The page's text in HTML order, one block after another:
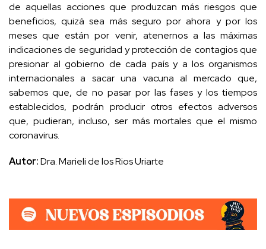
de aquellas acciones que produzcan más riesgos que
beneficios, quizá sea más seguro por ahora y por los
meses que están por venir, atenernos a las máximas
indicaciones de seguridad y protección de contagios que
presionar al gobierno de cada país y a los organismos
internacionales a sacar una vacuna al mercado que,
sabemos que, de no pasar por las fases y los tiempos
establecidos, podrán producir otros efectos adversos
que, pudieran, incluso, ser más mortales que el mismo
coronavirus.
Autor:Dra. Marieli de los Rios Uriarte